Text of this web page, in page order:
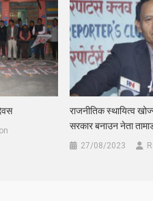
राजनीतिक स्थायित्व
सरकार बनाउन नेता
27/08/2023